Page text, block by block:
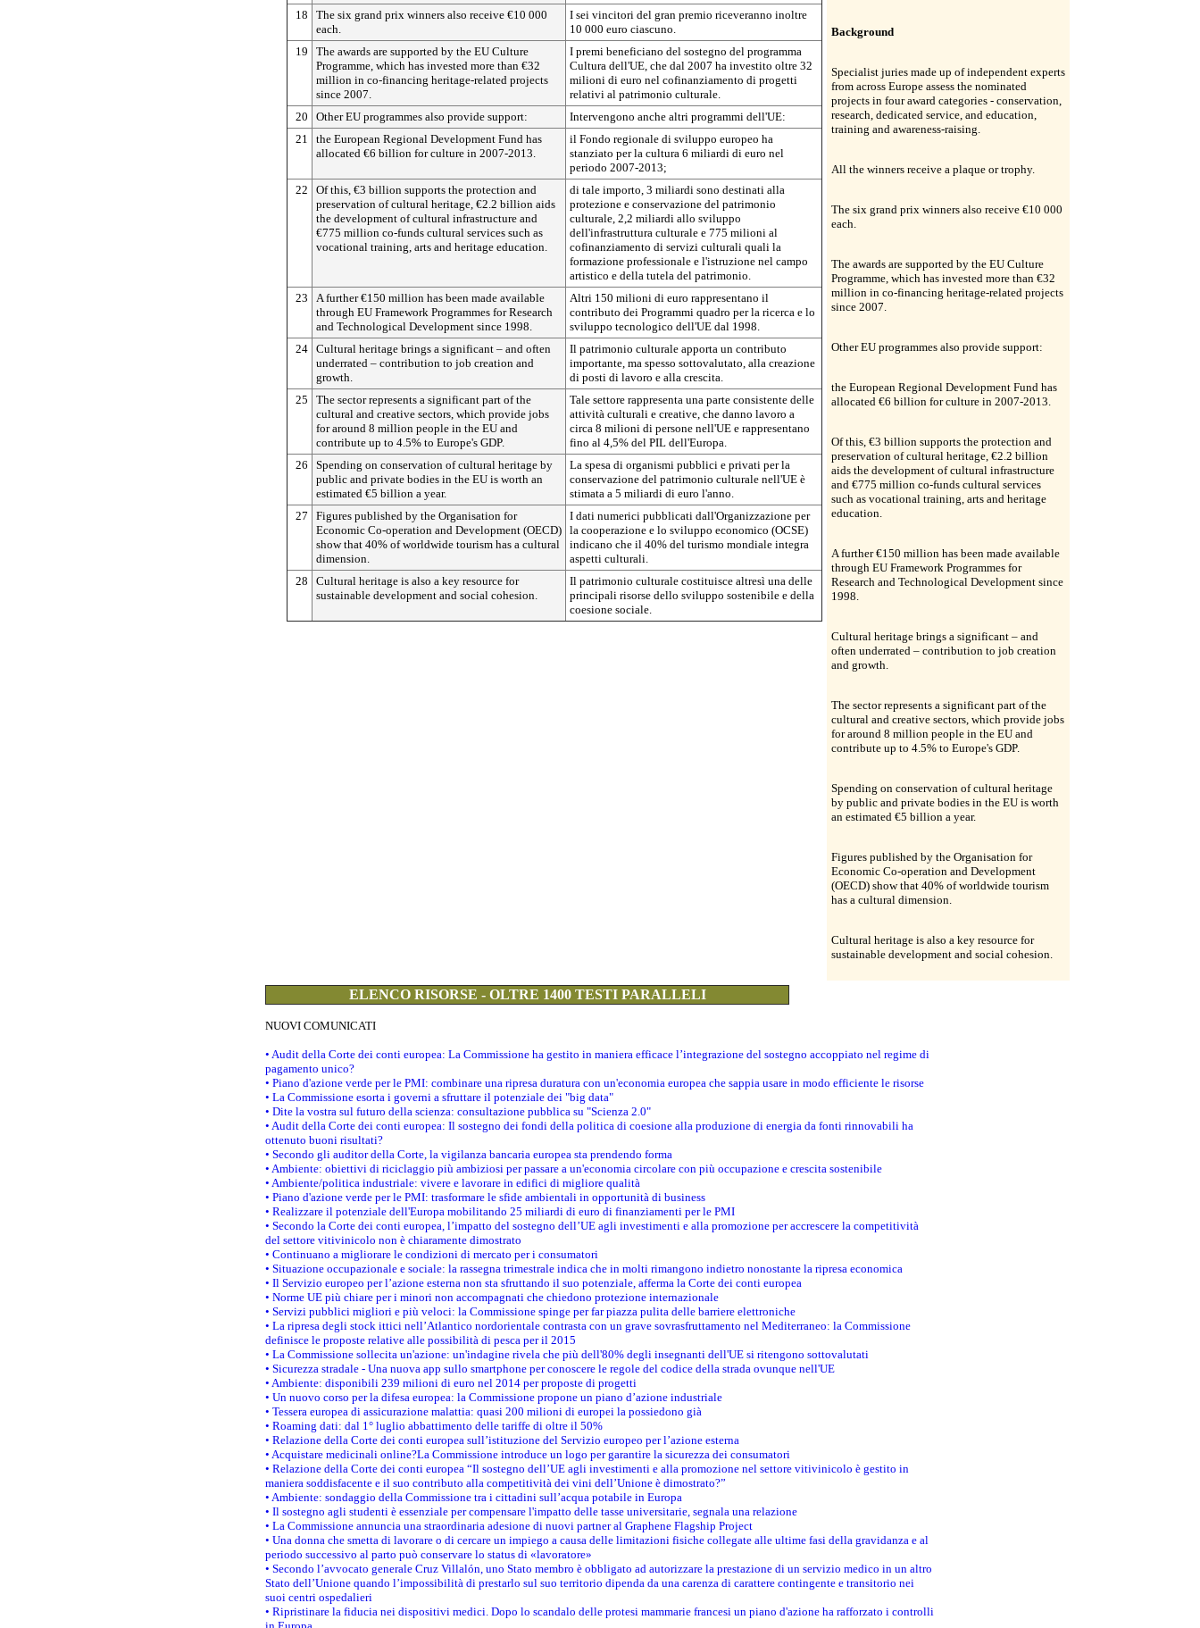
18
The six grand prix winners also receive €10 000
each.
I sei vincitori del gran premio riceveranno inoltre
10 000 euro ciascuno.
19
The awards are supported by the EU Culture
Programme, which has invested more than €32
million in co-financing heritage-related projects
since 2007.
I premi beneficiano del sostegno del programma
Cultura dell'UE, che dal 2007 ha investito oltre 32
milioni di euro nel cofinanziamento di progetti
relativi al patrimonio culturale.
20
Other EU programmes also provide support:
Intervengono anche altri programmi dell'UE:
21
the European Regional Development Fund has
allocated €6 billion for culture in 2007-2013.
il Fondo regionale di sviluppo europeo ha
stanziato per la cultura 6 miliardi di euro nel
periodo 2007-2013;
22
Of this, €3 billion supports the protection and
preservation of cultural heritage, €2.2 billion aids
the development of cultural infrastructure and
€775 million co-funds cultural services such as
vocational training, arts and heritage education.
di tale importo, 3 miliardi sono destinati alla
protezione e conservazione del patrimonio
culturale, 2,2 miliardi allo sviluppo
dell'infrastruttura culturale e 775 milioni al
cofinanziamento di servizi culturali quali la
formazione professionale e l'istruzione nel campo
artistico e della tutela del patrimonio.
23
A further €150 million has been made available
through EU Framework Programmes for Research
and Technological Development since 1998.
Altri 150 milioni di euro rappresentano il
contributo dei Programmi quadro per la ricerca e lo
sviluppo tecnologico dell'UE dal 1998.
24 Cultural heritage brings a significant – and often
underrated – contribution to job creation and
growth.
Il patrimonio culturale apporta un contributo
importante, ma spesso sottovalutato, alla creazione
di posti di lavoro e alla crescita.
25
The sector represents a significant part of the
cultural and creative sectors, which provide jobs
for around 8 million people in the EU and
contribute up to 4.5% to Europe's GDP.
Tale settore rappresenta una parte consistente delle
attività culturali e creative, che danno lavoro a
circa 8 milioni di persone nell'UE e rappresentano
fino al 4,5% del PIL dell'Europa.
26
Spending on conservation of cultural heritage by
public and private bodies in the EU is worth an
estimated €5 billion a year.
La spesa di organismi pubblici e privati per la
conservazione del patrimonio culturale nell'UE è
stimata a 5 miliardi di euro l'anno.
27
Figures published by the Organisation for
Economic Co-operation and Development (OECD)
show that 40% of worldwide tourism has a cultural
dimension.
I dati numerici pubblicati dall'Organizzazione per
la cooperazione e lo sviluppo economico (OCSE)
indicano che il 40% del turismo mondiale integra
aspetti culturali.
28
Cultural heritage is also a key resource for
sustainable development and social cohesion.
Il patrimonio culturale costituisce altresì una delle
principali risorse dello sviluppo sostenibile e della
coesione sociale.
Background
Specialist juries made up of independent experts
from across Europe assess the nominated
projects in four award categories - conservation,
research, dedicated service, and education,
training and awareness-raising.
All the winners receive a plaque or trophy.
The six grand prix winners also receive €10 000
each.
The awards are supported by the EU Culture
Programme, which has invested more than €32
million in co-financing heritage-related projects
since 2007.
Other EU programmes also provide support:
the European Regional Development Fund has
allocated €6 billion for culture in 2007-2013.
Of this, €3 billion supports the protection and
preservation of cultural heritage, €2.2 billion
aids the development of cultural infrastructure
and €775 million co-funds cultural services
such as vocational training, arts and heritage
education.
A further €150 million has been made available
through EU Framework Programmes for
Research and Technological Development since
1998.
Cultural heritage brings a significant – and
often underrated – contribution to job creation
and growth.
The sector represents a significant part of the
cultural and creative sectors, which provide jobs
for around 8 million people in the EU and
contribute up to 4.5% to Europe's GDP.
Spending on conservation of cultural heritage
by public and private bodies in the EU is worth
an estimated €5 billion a year.
Figures published by the Organisation for
Economic Co-operation and Development
(OECD) show that 40% of worldwide tourism
has a cultural dimension.
Cultural heritage is also a key resource for
sustainable development and social cohesion.
ELENCO RISORSE - OLTRE 1400 TESTI PARALLELI
NUOVI COMUNICATI
• Audit della Corte dei conti europea: La Commissione ha gestito in maniera efficace l’integrazione del sostegno accoppiato nel regime di
pagamento unico?
• Piano d'azione verde per le PMI: combinare una ripresa duratura con un'economia europea che sappia usare in modo efficiente le risorse
• La Commissione esorta i governi a sfruttare il potenziale dei "big data"
• Dite la vostra sul futuro della scienza: consultazione pubblica su "Scienza 2.0"
• Audit della Corte dei conti europea: Il sostegno dei fondi della politica di coesione alla produzione di energia da fonti rinnovabili ha
ottenuto buoni risultati?
• Secondo gli auditor della Corte, la vigilanza bancaria europea sta prendendo forma
• Ambiente: obiettivi di riciclaggio più ambiziosi per passare a un'economia circolare con più occupazione e crescita sostenibile
• Ambiente/politica industriale: vivere e lavorare in edifici di migliore qualità
• Piano d'azione verde per le PMI: trasformare le sfide ambientali in opportunità di business
• Realizzare il potenziale dell'Europa mobilitando 25 miliardi di euro di finanziamenti per le PMI
• Secondo la Corte dei conti europea, l’impatto del sostegno dell’UE agli investimenti e alla promozione per accrescere la competitività
del settore vitivinicolo non è chiaramente dimostrato
• Continuano a migliorare le condizioni di mercato per i consumatori
• Situazione occupazionale e sociale: la rassegna trimestrale indica che in molti rimangono indietro nonostante la ripresa economica
• Il Servizio europeo per l’azione esterna non sta sfruttando il suo potenziale, afferma la Corte dei conti europea
• Norme UE più chiare per i minori non accompagnati che chiedono protezione internazionale
• Servizi pubblici migliori e più veloci: la Commissione spinge per far piazza pulita delle barriere elettroniche
• La ripresa degli stock ittici nell’Atlantico nordorientale contrasta con un grave sovrasfruttamento nel Mediterraneo: la Commissione
definisce le proposte relative alle possibilità di pesca per il 2015
• La Commissione sollecita un'azione: un'indagine rivela che più dell'80% degli insegnanti dell'UE si ritengono sottovalutati
• Sicurezza stradale - Una nuova app sullo smartphone per conoscere le regole del codice della strada ovunque nell'UE
• Ambiente: disponibili 239 milioni di euro nel 2014 per proposte di progetti
• Un nuovo corso per la difesa europea: la Commissione propone un piano d’azione industriale
• Tessera europea di assicurazione malattia: quasi 200 milioni di europei la possiedono già
• Roaming dati: dal 1° luglio abbattimento delle tariffe di oltre il 50%
• Relazione della Corte dei conti europea sull’istituzione del Servizio europeo per l’azione esterna
• Acquistare medicinali online?La Commissione introduce un logo per garantire la sicurezza dei consumatori
• Relazione della Corte dei conti europea “Il sostegno dell’UE agli investimenti e alla promozione nel settore vitivinicolo è gestito in
maniera soddisfacente e il suo contributo alla competitività dei vini dell’Unione è dimostrato?”
• Ambiente: sondaggio della Commissione tra i cittadini sull’acqua potabile in Europa
• Il sostegno agli studenti è essenziale per compensare l'impatto delle tasse universitarie, segnala una relazione
• La Commissione annuncia una straordinaria adesione di nuovi partner al Graphene Flagship Project
• Una donna che smetta di lavorare o di cercare un impiego a causa delle limitazioni fisiche collegate alle ultime fasi della gravidanza e al
periodo successivo al parto può conservare lo status di «lavoratore»
• Secondo l’avvocato generale Cruz Villalón, uno Stato membro è obbligato ad autorizzare la prestazione di un servizio medico in un altro
Stato dell’Unione quando l’impossibilità di prestarlo sul suo territorio dipenda da una carenza di carattere contingente e transitorio nei
suoi centri ospedalieri
• Ripristinare la fiducia nei dispositivi medici. Dopo lo scandalo delle protesi mammarie francesi un piano d'azione ha rafforzato i controlli